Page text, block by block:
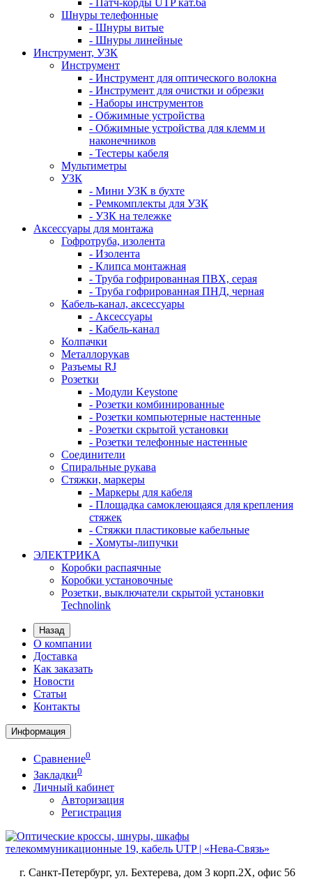
- Патч-корды UTP кат.6а
Шнуры телефонные
- Шнуры витые
- Шнуры линейные
Инструмент, УЗК
Инструмент
- Инструмент для оптического волокна
- Инструмент для очистки и обрезки
- Наборы инструментов
- Обжимные устройства
- Обжимные устройства для клемм и
наконечников
- Тестеры кабеля
Мультиметры
УЗК
- Мини УЗК в бухте
- Ремкомплекты для УЗК
- УЗК на тележке
Аксессуары для монтажа
Гофротруба, изолента
- Изолента
- Клипса монтажная
- Труба гофрированная ПВХ, серая
- Труба гофрированная ПНД, черная
Кабель-канал, аксессуары
- Аксессуары
- Кабель-канал
Колпачки
Металлорукав
Разъемы RJ
Розетки
- Модули Keystone
- Розетки комбинированные
- Розетки компьютерные настенные
- Розетки скрытой установки
- Розетки телефонные настенные
Соединители
Спиральные рукава
Стяжки, маркеры
- Маркеры для кабеля
- Площадка самоклеющаяся для крепления
стяжек
- Стяжки пластиковые кабельные
- Хомуты-липучки
ЭЛЕКТРИКА
Коробки распаячные
Коробки установочные
Розетки, выключатели скрытой установки
Technolink
Назад
О компании
Доставка
Как заказать
Новости
Статьи
Контакты
Информация
Сравнение0
Закладки0
Личный кабинет
Авторизация
Регистрация
г. Санкт-Петербург, ул. Бехтерева, дом 3 корп.2X, офис 56